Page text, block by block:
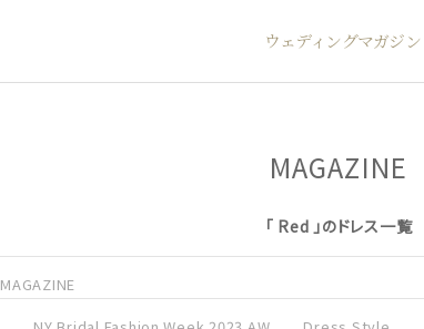
ウェディングマガジン
MAGAZINE
「 Red 」のドレス一覧
MAGAZINE